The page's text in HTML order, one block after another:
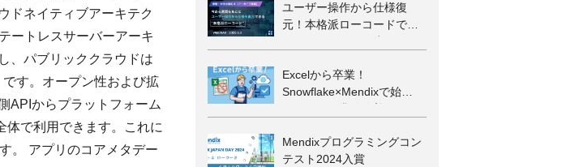
ドネイティブアーキテク
ートレスサーバーアーキ
、パブリッククラウドは
す。オープン性および拡
APIからプラットフォーム
で利用できます。これに
。 アプリのコアメタデー
ユーザー操作から仕様復
元！本格派ローコードでレ
Excelから卒業！
Snowflake×Mendixで始め
Mendixプログラミングコン
テスト2024入賞